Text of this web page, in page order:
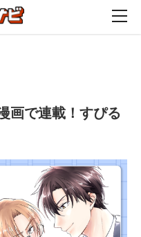
画で連載！すぴる